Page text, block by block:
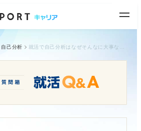
自己分析